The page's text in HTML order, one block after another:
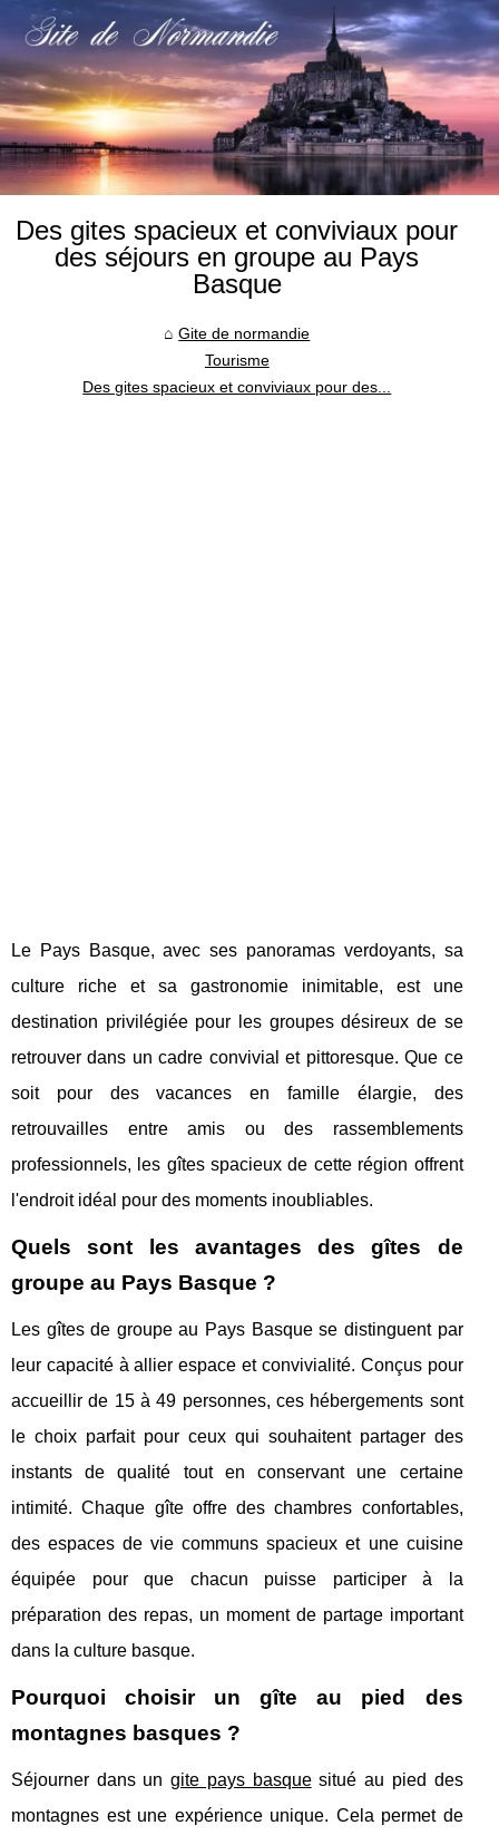
Des gites spacieux et conviviaux pour
des séjours en groupe au Pays
Basque
Gite de normandie
Tourisme
Des gites spacieux et conviviaux pour des...
Le Pays Basque, avec ses panoramas verdoyants, sa
culture riche et sa gastronomie inimitable, est une
destination privilégiée pour les groupes désireux de se
retrouver dans un cadre convivial et pittoresque. Que ce
soit pour des vacances en famille élargie, des
retrouvailles entre amis ou des rassemblements
professionnels, les gîtes spacieux de cette région offrent
l'endroit idéal pour des moments inoubliables.
Quels sont les avantages des gîtes de
groupe au Pays Basque ?
Les gîtes de groupe au Pays Basque se distinguent par
leur capacité à allier espace et convivialité. Conçus pour
accueillir de 15 à 49 personnes, ces hébergements sont
le choix parfait pour ceux qui souhaitent partager des
instants de qualité tout en conservant une certaine
intimité. Chaque gîte offre des chambres confortables,
des espaces de vie communs spacieux et une cuisine
équipée pour que chacun puisse participer à la
préparation des repas, un moment de partage important
dans la culture basque.
Pourquoi choisir un gîte au pied des
montagnes basques ?
Séjourner dans ungite pays basquesitué au pied des
montagnes est une expérience unique. Cela permet de